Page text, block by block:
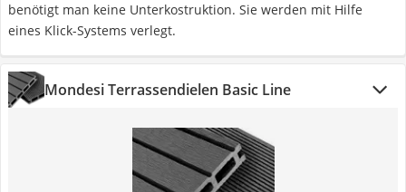
benötigt man keine Unterkostruktion. Sie werden mit Hilfe
eines Klick-Systems verlegt.
Mondesi Terrassendielen Basic Line